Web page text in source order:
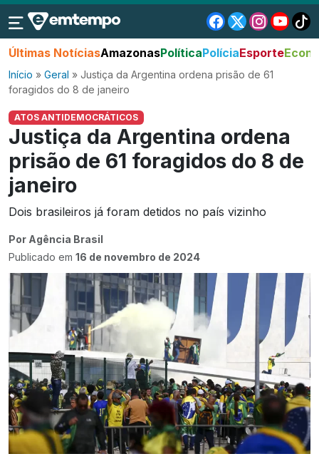
Últimas NotíciasAmazonasPolíticaPolíciaEsporte
Início » Geral » Justiça da Argentina ordena prisão de 61
foragidos do 8 de janeiro
ATOS ANTIDEMOCRÁTICOS
Justiça da Argentina ordena
prisão de 61 foragidos do 8 de
janeiro
Dois brasileiros já foram detidos no país vizinho
Por Agência Brasil
Publicado em 16 de novembro de 2024